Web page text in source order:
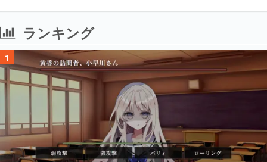
ランキング
1